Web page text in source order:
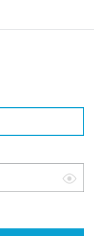
表
替